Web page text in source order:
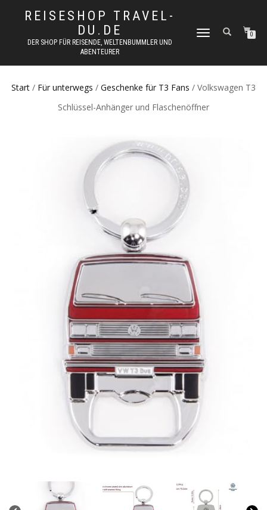
REISESHOP TRAVEL-
DU.DE
DER SHOP FÜR REISENDE, WELTENBUMMLER UND
ABENTEURER
NAVIGATION
0
Start / Für unterwegs / Geschenke für T3 Fans / Volkswagen T3
Schlüssel-Anhänger und Flaschenöffner